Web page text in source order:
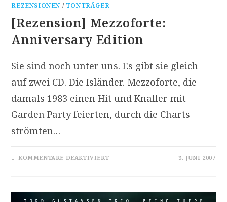
REZENSIONEN / TONTRÄGER
[Rezension] Mezzoforte:
Anniversary Edition
Sie sind noch unter uns. Es gibt sie gleich
auf zwei CD. Die Isländer. Mezzoforte, die
damals 1983 einen Hit und Knaller mit
Garden Party feierten, durch die Charts
strömten…
KOMMENTARE DEAKTIVIERTFÜR 3. JUNI 2007